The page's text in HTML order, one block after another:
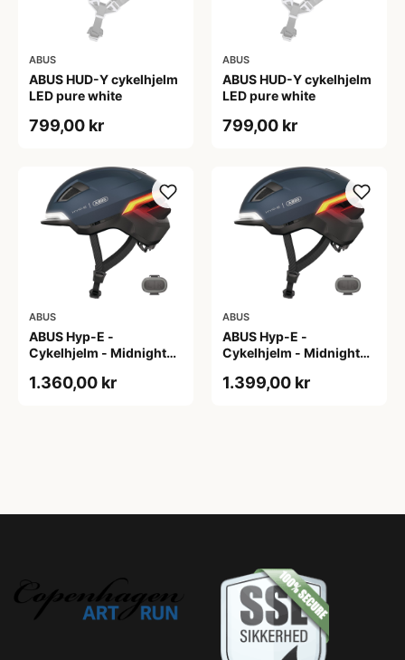
ABUS
ABUS HUD-Y cykelhjelm
LED pure white
799,00 kr
ABUS
ABUS HUD-Y cykelhjelm
LED pure white
799,00 kr
ABUS
ABUS Hyp-E -
Cykelhjelm - Midnight
1.360,00 kr
ABUS
ABUS Hyp-E -
Cykelhjelm - Midnight
1.399,00 kr